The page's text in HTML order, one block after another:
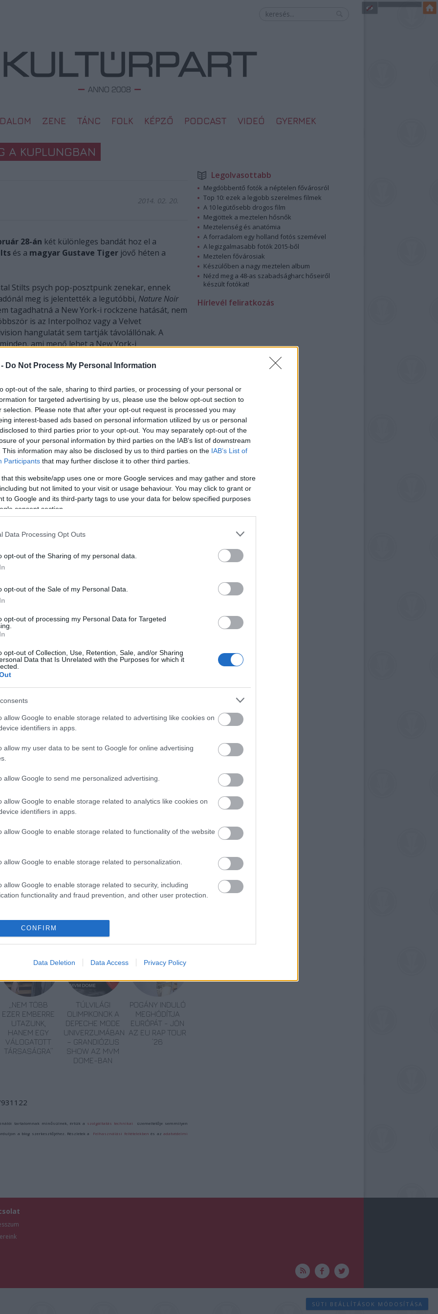
Do Not Process My Personal Information
opt-out of the sale, sharing to third parties, or processing of your personal or
for targeted advertising by us, please use the below opt-out section to
selection. Please note that after your opt-out request is processed you may
interest-based ads based on personal information utilized by us or personal
to third parties prior to your opt-out. You may separately opt-out of the
of your personal information by third parties on the IAB’s list of downstream
This information may also be disclosed by us to third parties on the IAB’s List of
Participants that may further disclose it to other third parties.
that this website/app uses one or more Google services and may gather and store
but not limited to your visit or usage behaviour. You may click to grant or
to Google and its third-party tags to use your data for below specified purposes
consent section.
Data Processing Opt Outs
opt-out of the Sharing of my personal data.
opt-out of the Sale of my Personal Data.
opt-out of processing my Personal Data for Targeted
opt-out of Collection, Use, Retention, Sale, and/or Sharing
Data that Is Unrelated with the Purposes for which it
allow Google to enable storage related to advertising like cookies on
identifiers in apps.
allow my user data to be sent to Google for online advertising
allow Google to send me personalized advertising.
allow Google to enable storage related to analytics like cookies on
identifiers in apps.
allow Google to enable storage related to functionality of the website
allow Google to enable storage related to personalization.
allow Google to enable storage related to security, including
functionality and fraud prevention, and other user protection.
CONFIRM
Data Deletion Data Access Privacy Policy
ZENE TÁNC FOLK KÉPZŐ PODCAST VIDEÓ GYERMEK
A KUPLUNGBAN
2014. 02. 20.
28-án két különleges bandát hoz el a
és a magyar Gustave Tiger jövő héten a
Stilts psych pop-posztpunk zenekar, ennek
meg is jelentették a legutóbbi, Nature Noir
tagadhatná a New York-i rockzene hatását, nem
is az Interpolhoz vagy a Velvet
hangulatát sem tartják távolállónak. A
ami menő lehet a New York-i
zászlóvivóje. Ahhoz viszont először tényleg
műfaj egyáltalán létezik. A Crystal Stilts előtt
(USA) + Gustave Tiger (HU)
Utca 46)
a Facebook-eseménynél.
„NEM TÖBB
EZER EMBERRE
UTAZUNK,
HANEM EGY
VÁLOGATOTT
TÁRSASÁGRA”
TÚLVILÁGI
OLIMPIKONOK A
DEPECHE MODE
UNIVERZUMÁBAN
– GRANDIÓZUS
SHOW AZ MVM
DOME-BAN
POGÁNY INDULÓ
MEGHÓDÍTJA
EURÓPÁT - JÖN
AZ EU RAP TOUR
’26
tartalomnak minősülnek, értük a szolgáltatás technikai üzemeltetője semmilyen
a blog szerkesztőjéhez. Részletek a Felhasználási feltételekben és azadatvédelmi
Legolvasottabb
Megdöbbentő fotók a néptelen fővárosról
Top 10: ezek a legjobb szerelmes filmek
A 10 legütősebb drogos film
Megjöttek a meztelen hősnők
Meztelenség és anatómia
A forradalom egy holland fotós szemével
A legizgalmasabb fotók 2015-ből
Meztelen fővárosiak
Készülőben a nagy meztelen album
Nézd meg a 48-as szabadságharc hőseiről
készült fotókat!
Hírlevél feliratkozás
SÜTI BEÁLLÍTÁSOK MÓDOSÍTÁSA